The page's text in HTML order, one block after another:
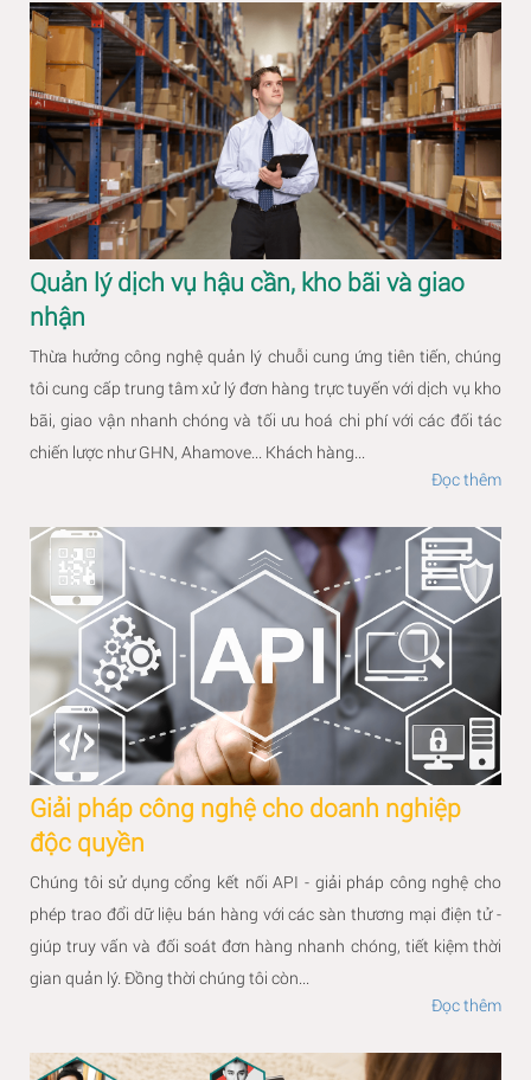
Quản lý dịch vụ hậu cần, kho bãi và giao
nhận
Thừa hưởng công nghệ quản lý chuỗi cung ứng tiên tiến, chúng
tôi cung cấp trung tâm xử lý đơn hàng trực tuyến với dịch vụ kho
bãi, giao vận nhanh chóng và tối ưu hoá chi phí với các đối tác
chiến lược như GHN, Ahamove... Khách hàng...
Đọc thêm
Giải pháp công nghệ cho doanh nghiệp
độc quyền
Chúng tôi sử dụng cổng kết nối API - giải pháp công nghệ cho
phép trao đổi dữ liệu bán hàng với các sàn thương mại điện tử -
giúp truy vấn và đối soát đơn hàng nhanh chóng, tiết kiệm thời
gian quản lý. Đồng thời chúng tôi còn...
Đọc thêm